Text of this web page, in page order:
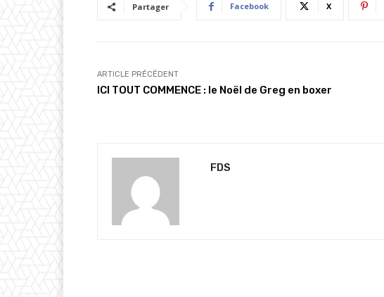
Partager Facebook X
ARTICLE PRÉCÉDENT
ICI TOUT COMMENCE : le Noël de Greg en boxer
FDS